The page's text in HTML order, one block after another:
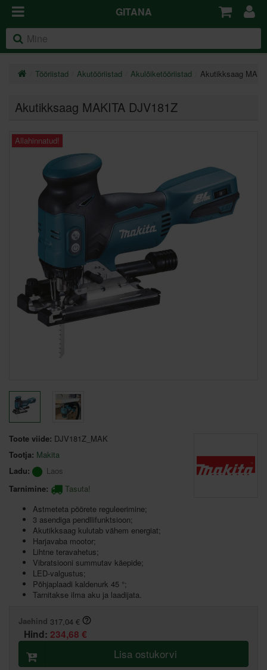
GITANA
Tööriistad Akutööriistad Akulõiketööriistad Akutikksaag
Akutikksaag MAKITA DJV181Z
Allahinnatud!
Toote viide: DJV181Z_MAK
Tootja: Makita
Ladu:
Laos
Tarnimine:
Tasuta!
Astmeteta pöörete reguleerimine;
3 asendiga pendllifunktsioon;
Akutikksaag kulutab vähem energiat;
Harjavaba mootor;
Lihtne teravahetus;
Vibratsiooni summutav käepide;
LED-valgustus;
Põhjaplaadi kaldenurk 45 °;
Tarnitakse ilma aku ja laadijata.
Jaehind 317,04 €
Hind: 234,68 €
Lisa ostukorvi